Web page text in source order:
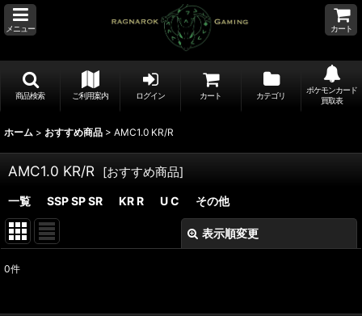
メニュー カート
商品検索 ご利用案内 ログイン カート カテゴリ
ポケモンカード
買取表
ホーム > おすすめ商品 > AMC1.0 KR/R
AMC1.0 KR/R [おすすめ商品]
一覧 SSP SP SR KR R U C その他
表示順変更
0件